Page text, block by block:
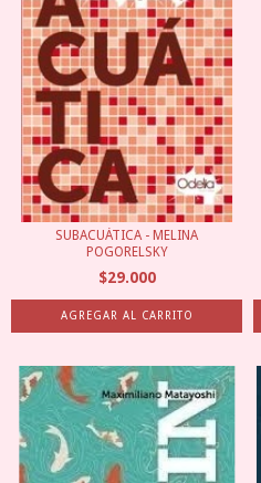
SUBACUÁTICA - MELINA
POGORELSKY
$29.000